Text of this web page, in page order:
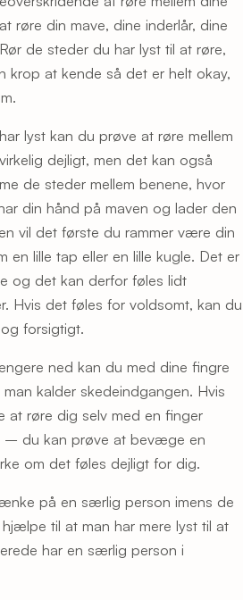
røre din mave, dine inderlår, dine
de steder du har lyst til at røre,
at kende så det er helt okay,
lyst kan du prøve at røre mellem
dejligt, men det kan også
de steder mellem benene, hvor
din hånd på maven og lader den
vil det første du rammer være din
en lille tap eller en lille kugle. Det er
og det kan derfor føles lidt
Hvis det føles for voldsomt, kan du
forsigtigt.
ned kan du med dine fingre
kalder skedeindgangen. Hvis
at røre dig selv med en finger
– du kan prøve at bevæge en
om det føles dejligt for dig.
på en særlig person imens de
til at man har mere lyst til at
har en særlig person i